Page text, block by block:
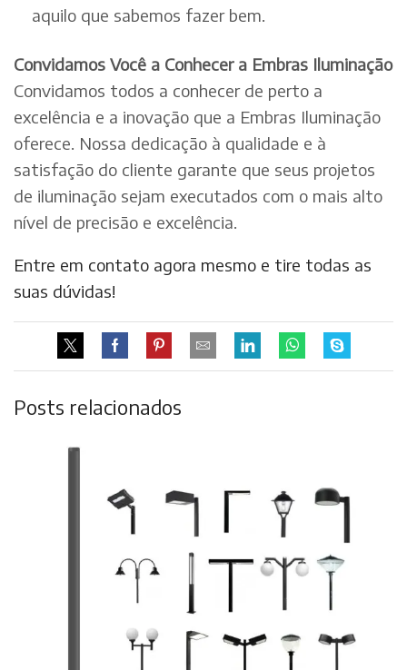
aquilo que sabemos fazer bem.
Convidamos Você a Conhecer a Embras Iluminação
Convidamos todos a conhecer de perto a
excelência e a inovação que a Embras Iluminação
oferece. Nossa dedicação à qualidade e à
satisfação do cliente garante que seus projetos
de iluminação sejam executados com o mais alto
nível de precisão e excelência.
Entre em contato agora mesmo e tire todas as
suas dúvidas!
Posts relacionados